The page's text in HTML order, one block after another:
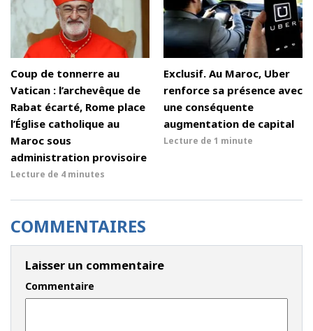
Coup de tonnerre au
Vatican : l’archevêque de
Rabat écarté, Rome place
l’Église catholique au
Maroc sous
administration provisoire
Lecture de 4 minutes
Exclusif. Au Maroc, Uber
renforce sa présence avec
une conséquente
augmentation de capital
Lecture de 1 minute
COMMENTAIRES
Laisser un commentaire
Commentaire